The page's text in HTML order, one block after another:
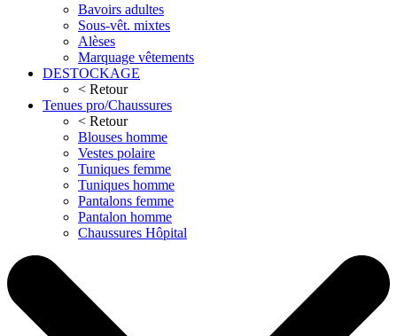
Bavoirs adultes
Sous-vêt. mixtes
Alèses
Marquage vêtements
DESTOCKAGE
< Retour
Tenues pro/Chaussures
< Retour
Blouses homme
Vestes polaire
Tuniques femme
Tuniques homme
Pantalons femme
Pantalon homme
Chaussures Hôpital